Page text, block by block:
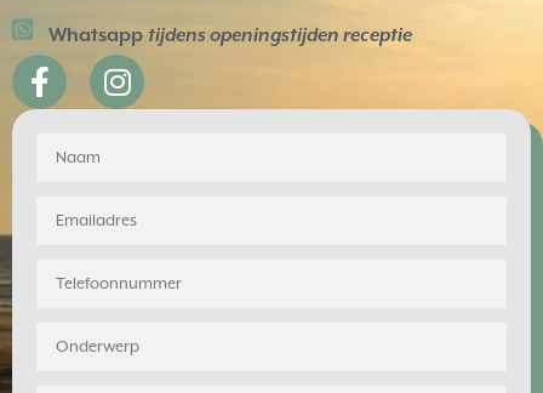
Whatsapp tijdens openingstijden receptie